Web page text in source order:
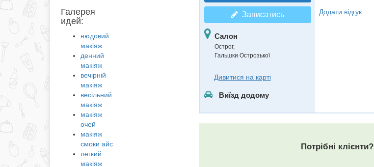
Галерея
идей:
нюдовий
макіяж
денний
макіяж
вечірній
макіяж
весільний
макіяж
макіяж
очей
макіяж
смоки айс
легкий
макіяж
Записатись
Салон
Острог,
Гальшки Острозької
Дивитися на карті
Виїзд додому
Додати відгук
Потрібні клієнти?